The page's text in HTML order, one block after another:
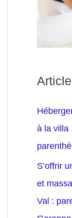
à la villa
S’offrir
et
Val :